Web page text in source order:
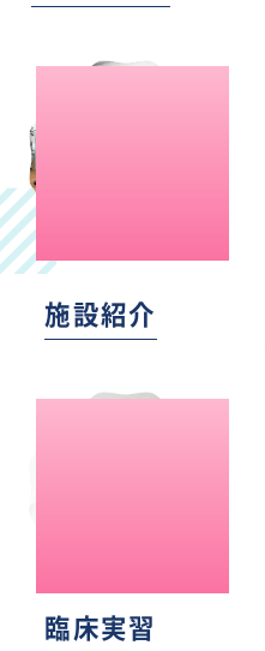
施設紹介
臨床実習